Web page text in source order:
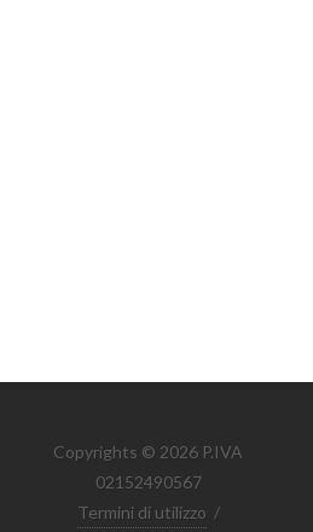
Copyrights © 2026 P.IVA
02152490567
Termini di utilizzo /